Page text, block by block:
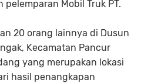
Mobil Truk PT.
20 orang lainnya di Dusun
Kecamatan Pancur
yang merupakan lokasi
hasil penangkapan